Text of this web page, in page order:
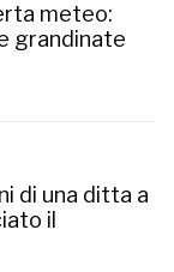
meteo:
grandinate
di una ditta a
il